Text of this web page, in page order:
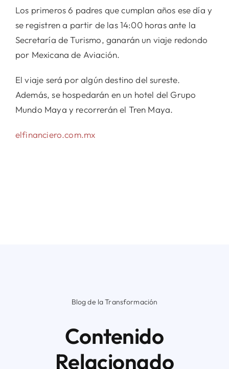
Los primeros 6 padres que cumplan años ese día y
se registren a partir de las 14:00 horas ante la
Secretaría de Turismo, ganarán un viaje redondo
por Mexicana de Aviación.
El viaje será por algún destino del sureste.
Además, se hospedarán en un hotel del Grupo
Mundo Maya y recorrerán el Tren Maya.
elfinanciero.com.mx
Blog de la Transformación
Contenido
Relacionado